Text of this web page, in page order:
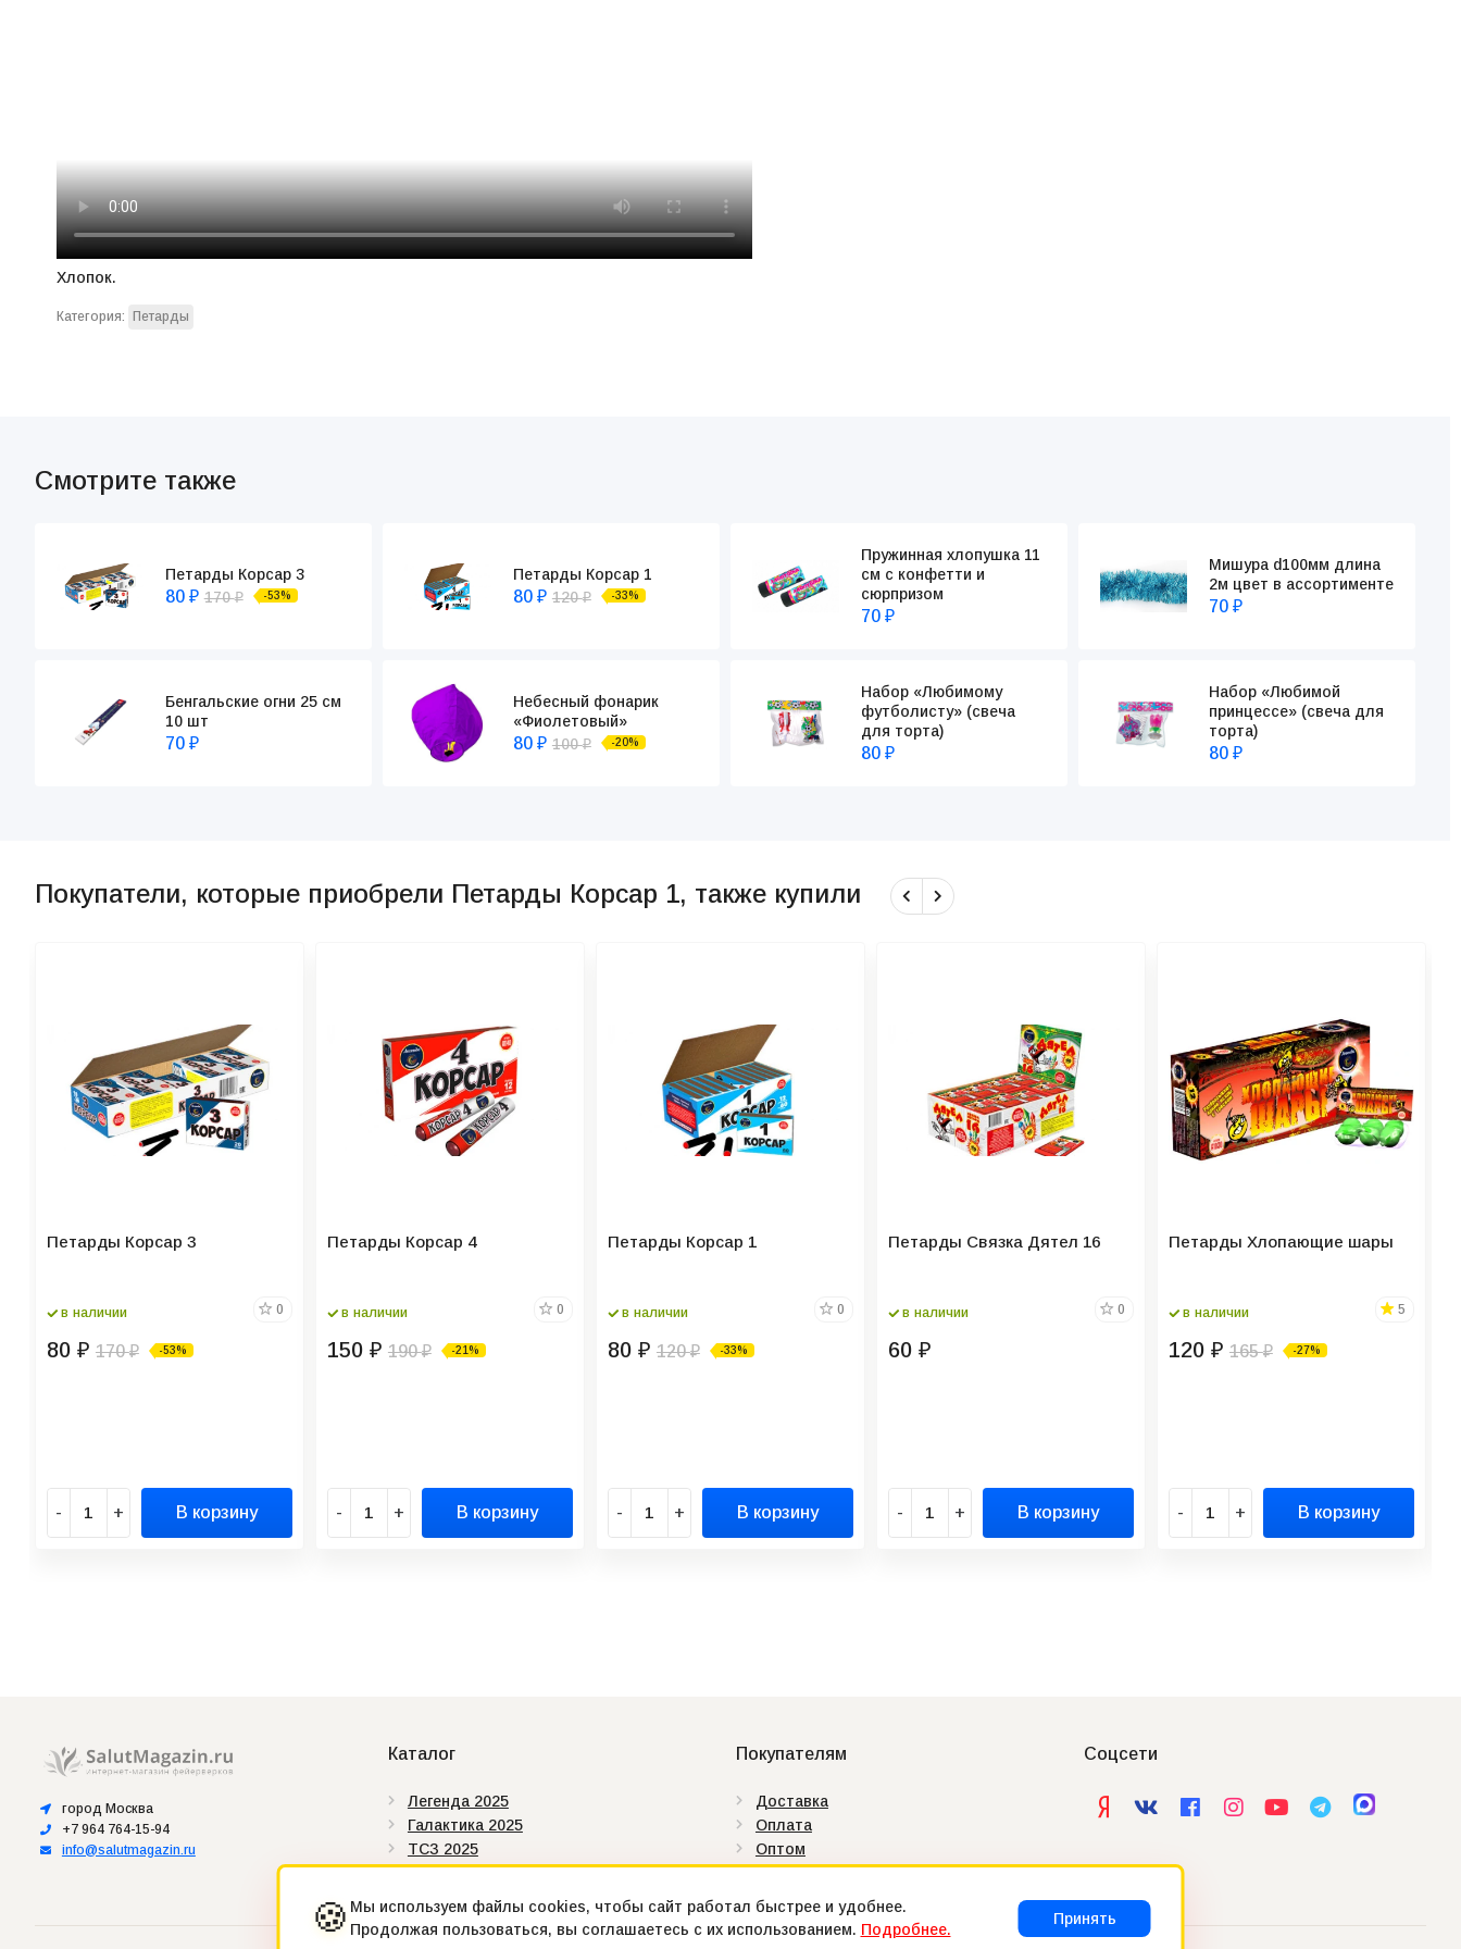
Хлопок.
Категория: Петарды
Смотрите также
Петарды Корсар 3
80 ₽ 170₽ -53%
Петарды Корсар 1
80 ₽ 120₽ -33%
Пружинная хлопушка 11
см с конфетти и
сюрпризом
70 ₽
Мишура d100мм длина
2м цвет в ассортименте
70₽
Бенгальские огни 25 см
10 шт
70 ₽
Небесный фонарик
«Фиолетовый»
80 ₽ 100₽ -20%
Набор «Любимому
футболисту» (свеча
для торта)
80 ₽
Набор «Любимой
принцессе» (свеча для
торта)
80₽
Покупатели, которые приобрели Петарды Корсар 1, также купили
Петарды Корсар 3
в наличии 0
80 ₽ 170₽ -53%
- + В корзину
Петарды Корсар 4
в наличии 0
150 ₽ 190₽ -21%
- + В корзину
Петарды Корсар 1
в наличии 0
80 ₽ 120₽ -33%
- + В корзину
Петарды Связка Дятел 16
в наличии 0
60 ₽
- + В корзину
Петарды Хлопающие шары
в наличии 5
120 ₽ 165₽ -27%
- + В корзину
город Москва
+7 964 764-15-94
info@salutmagazin.ru
Каталог
Легенда 2025
Галактика 2025
ТСЗ 2025
Сертификаты
Штрих-коды
Покупателям
Доставка
Оплата
Оптом
Как купить
Контакты
Соцсети
🍪 Мы используем файлы cookies, чтобы сайт работал быстрее и удобнее.
Продолжая пользоваться, вы соглашаетесь с их использованием. Подробнее.
Принять